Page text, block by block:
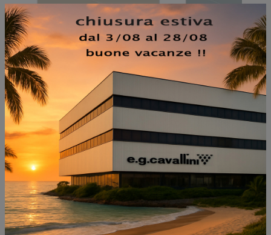
NON PERDERTI ANCHE:
GEM